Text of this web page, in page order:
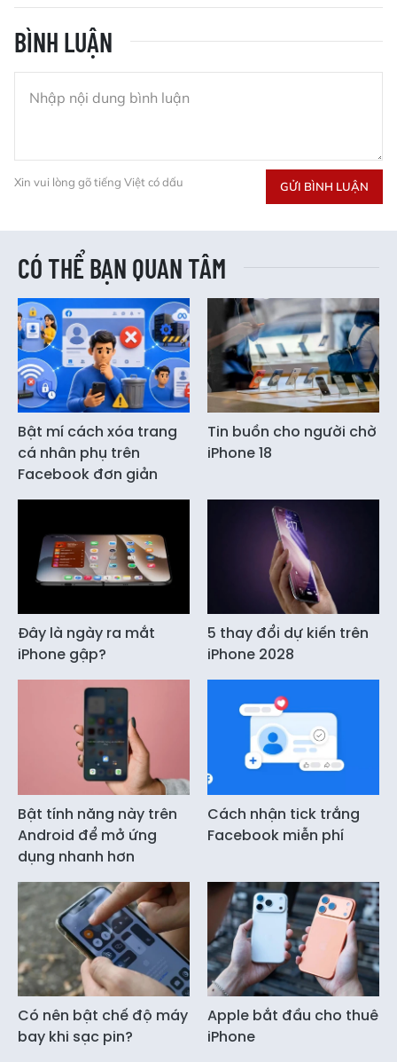
BÌNH LUẬN
Xin vui lòng gõ tiếng Việt có dấu GỬI BÌNH LUẬN
CÓ THỂ BẠN QUAN TÂM
Bật mí cách xóa trang
cá nhân phụ trên
Facebook đơn giản
Tin buồn cho người chờ
iPhone 18
Đây là ngày ra mắt
iPhone gập?
5 thay đổi dự kiến trên
iPhone 2028
Bật tính năng này trên
Android để mở ứng
dụng nhanh hơn
Cách nhận tick trắng
Facebook miễn phí
Có nên bật chế độ máy
bay khi sạc pin?
Apple bắt đầu cho thuê
iPhone